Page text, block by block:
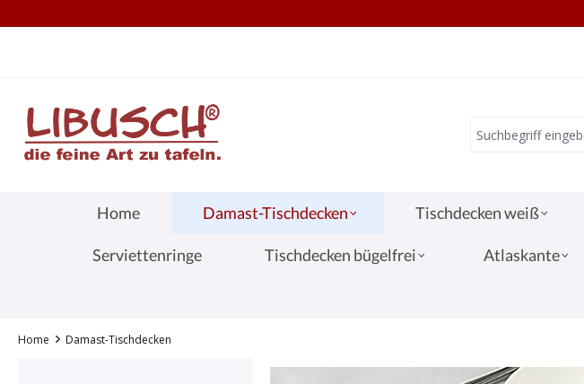
Home Damast-Tischdecken Tischdecken weiß
Serviettenringe Tischdecken bügelfrei Atlaskante
Home Damast-Tischdecken